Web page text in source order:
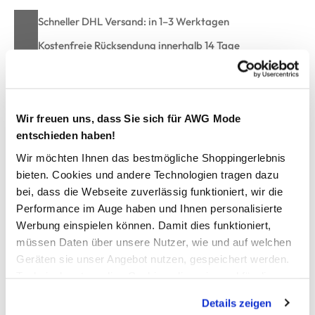
Wir freuen uns, dass Sie sich für AWG Mode
entschieden haben!
Wir möchten Ihnen das bestmögliche Shoppingerlebnis
bieten. Cookies und andere Technologien tragen dazu
bei, dass die Webseite zuverlässig funktioniert, wir die
Performance im Auge haben und Ihnen personalisierte
Werbung einspielen können. Damit dies funktioniert,
müssen Daten über unsere Nutzer, wie und auf welchen
Geräten sie unser Angebot nutzen, gespeichert werden.
werden, werden bei der Nutzung der Webseite auf jeden
Details zeigen
Schneller DHL Versand: in 1–3 Werktagen
Kostenfreie Rücksendung innerhalb 14 Tage
Kostenlose Filiallieferung in Ihre Wunschfiliale
Zur Wunschliste hinzufügen
Mädchen T-Shirt mit Print
Cooles Mädchen T-Shirt von Tom Tailor
Großer Foto-Print auf der Vorderseite
Klassischer Rundhalsausschnitt und Regular Fit
Sommerlicher Auftritt für Freizeit und Urlaub